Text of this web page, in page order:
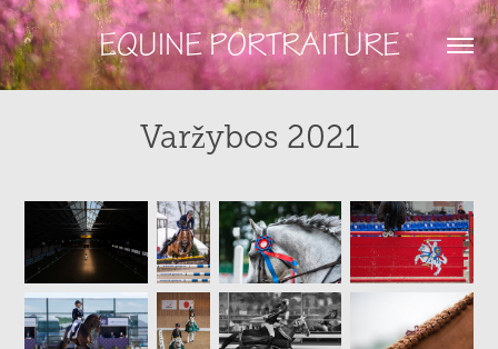
EQUINE PORTRAITURE
Varžybos 2021